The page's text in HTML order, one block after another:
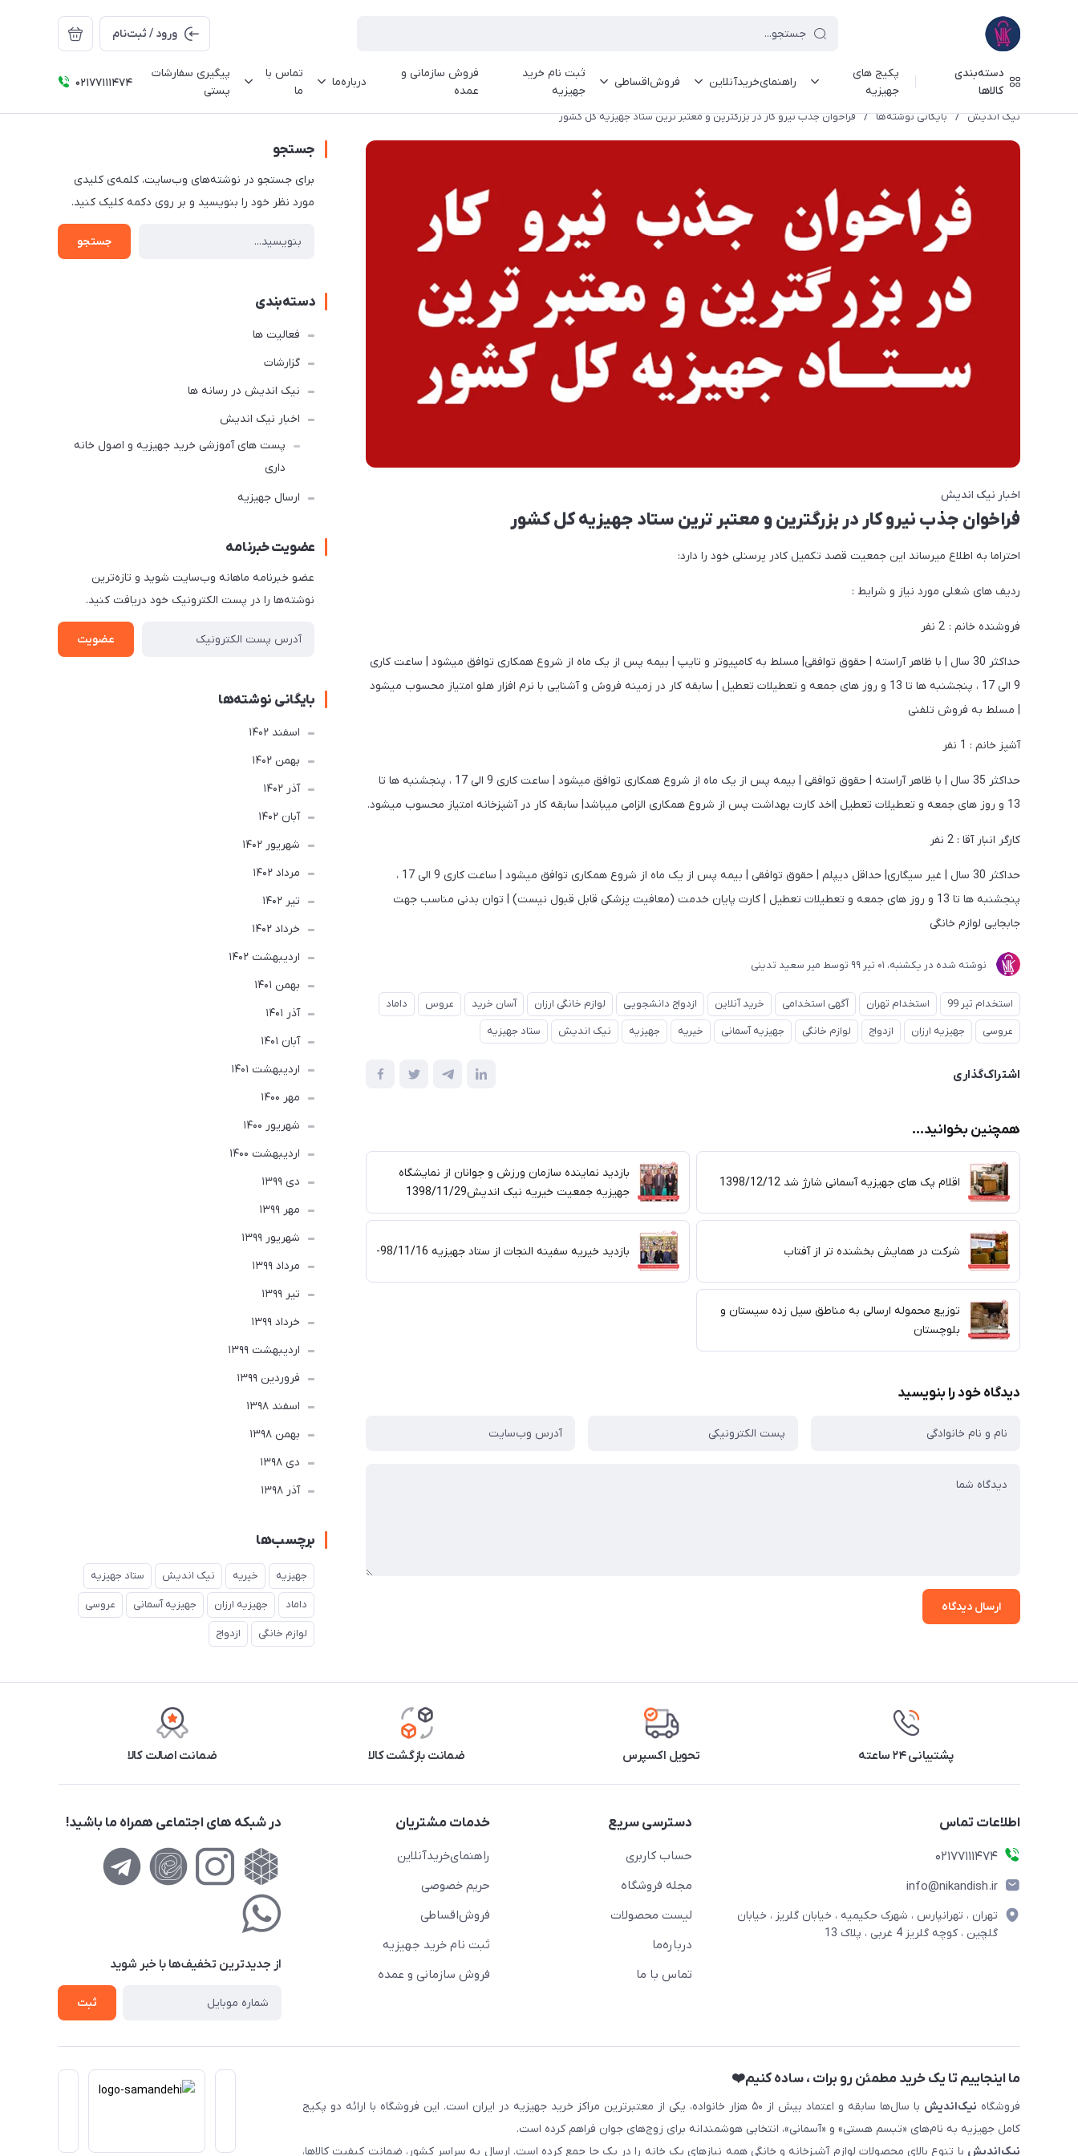
ورود / ثبت‌نام
دسته‌بندی
کالاها
پکیج های
جهیزیه
راهنمای‌خرید‌آنلاین فروش‌اقساطی
ثبت نام خرید
جهیزیه
فروش سازمانی و
عمده
درباره‌ما
تماس با
ما
پیگیری سفارشات
پستی
02177111474
نیک اندیش / بایگانی نوشته‌ها / فراخوان جذب نیرو کار در بزرگترین و معتبر ترین ستاد جهیزیه کل کشور
اخبار نیک اندیش
فراخوان جذب نیرو کار در بزرگترین و معتبر ترین ستاد جهیزیه کل کشور
احتراما به اطلاع میرساند این جمعیت قصد تکمیل کادر پرسنلی خود را دارد:
ردیف های شغلی مورد نیاز و شرایط :
فروشنده خانم : 2 نفر
حداکثر 30 سال | با ظاهر آراسته | حقوق توافقی| مسلط به کامپیوتر و تایپ | بیمه پس از یک ماه از شروع همکاری توافق میشود | ساعت کاری
9 الی 17 ، پنجشنبه ها تا 13 و روز های جمعه و تعطیلات تعطیل | سابقه کار در زمینه فروش و آشنایی با نرم افزار هلو امتیاز محسوب میشود
| مسلط به فروش تلفنی
آشپز خانم : 1 نفر
حداکثر 35 سال | با ظاهر آراسته | حقوق توافقی | بیمه پس از یک ماه از شروع همکاری توافق میشود | ساعت کاری 9 الی 17 ، پنجشنبه ها تا
13 و روز های جمعه و تعطیلات تعطیل |اخد کارت بهداشت پس از شروع همکاری الزامی میباشد| سابقه کار در آشپزخانه امتیاز محسوب میشود.
کارگر انبار آقا : 2 نفر
حداکثر 30 سال | غیر سیگاری| حداقل دیپلم | حقوق توافقی | بیمه پس از یک ماه از شروع همکاری توافق میشود | ساعت کاری 9 الی 17 ،
پنجشنبه ها تا 13 و روز های جمعه و تعطیلات تعطیل | کارت پایان خدمت (معافیت پزشکی قابل قبول نیست) | توان بدنی مناسب جهت
جابجایی لوازم خانگی
نوشته شده در یکشنبه، 01 تير 99 توسط میر سعید تدینی
استخدام تیر 99 استخدام تهران آگهی استخدامی خرید آنلاین ازدواج دانشجویی لوازم خانگی ارزان آسان خرید عروس
داماد
عروسی
جهیزیه ارزان ازدواج لوازم خانگی جهیزیه آسمانی خیریه جهیزیه نیک اندیش ستاد جهیزیه
اشتراک‌گذاری
همچنین بخوانید...
اقلام پک های جهیزیه آسمانی شارژ شد 1398/12/12
بازدید نماینده سازمان ورزش و جوانان از نمایشگاه
جهیزیه جمعیت خیریه نیک اندیش1398/11/29
شرکت در همایش بخشنده تر از آفتاب بازدید خیریه سفینه النجات از ستاد جهیزیه 98/11/16-
توزیع محموله ارسالی به مناطق سیل زده سیستان و
بلوچستان
دیدگاه خود را بنویسید
ارسال دیدگاه
جستجو
برای جستجو در نوشته‌های وب‌سایت، کلمه‌ی کلیدی
مورد نظر خود را بنویسید و بر روی دکمه کلیک کنید.
جستجو
دسته‌بندی
فعالیت ها
گزارشات
نیک اندیش در رسانه ها
اخبار نیک اندیش
پست های آموزشی خرید جهیزیه و اصول خانه
داری
ارسال جهیزیه
عضویت خبرنامه
عضو خبرنامه ماهانه وب‌سایت شوید و تازه‌ترین
نوشته‌ها را در پست الکترونیک خود دریافت کنید.
عضویت
بایگانی نوشته‌ها
اسفند 1402
بهمن 1402
آذر 1402
آبان 1402
شهریور 1402
مرداد 1402
تير 1402
خرداد 1402
ارديبهشت 1402
بهمن 1401
آذر 1401
آبان 1401
ارديبهشت 1401
مهر 1400
شهریور 1400
ارديبهشت 1400
دی 1399
مهر 1399
شهریور 1399
مرداد 1399
تير 1399
خرداد 1399
ارديبهشت 1399
فروردین 1399
اسفند 1398
بهمن 1398
دی 1398
آذر 1398
برچسب‌ها
جهیزیه خیریه نیک اندیش ستاد جهیزیه
داماد جهیزیه ارزان جهیزیه آسمانی عروسی
لوازم خانگی ازدواج
پشتیبانی ۲۴ ساعته تحویل اکسپرس ضمانت بازگشت کالا ضمانت اصالت کالا
اطلاعات تماس
02177111474
info@nikandish.ir
تهران ، تهرانپارس ، شهرک حکیمیه ، خیابان گلریز ، خیابان
گلچین ، کوچه گلریز 4 غربی ، پلاک 13
دسترسی سریع
حساب کاربری
مجله فروشگاه
لیست محصولات
درباره‌ما
تماس با ما
خدمات مشتریان
راهنمای‌خرید‌آنلاین
حریم خصوصی
فروش‌اقساطی
ثبت نام خرید جهیزیه
فروش سازمانی و عمده
در شبکه های اجتماعی همراه ما باشید!
از جدید‌ترین تخفیف‌ها با‌ خبر شوید
ثبت
ما اینجاییم تا یک خرید مطمئن رو برات ، ساده کنیم❤️
فروشگاه نیک‌اندیش
با سال‌ها سابقه و اعتماد بیش از ۵۰ هزار خانواده، یکی از معتبرترین مراکز خرید جهیزیه در ایران است. این فروشگاه با ارائه دو پکیج
کامل جهیزیه به نام‌های «تبسم هستی» و «آسمانی»، انتخابی هوشمندانه برای زوج‌های جوان فراهم کرده است.
نیک‌اندیش با تنوع بالای محصولات لوازم آشپزخانه و خانگی همه نیازهای یک خانه را در یک جا جمع کرده است. ارسال به سراسر کشور، ضمانت کیفیت کالاها،